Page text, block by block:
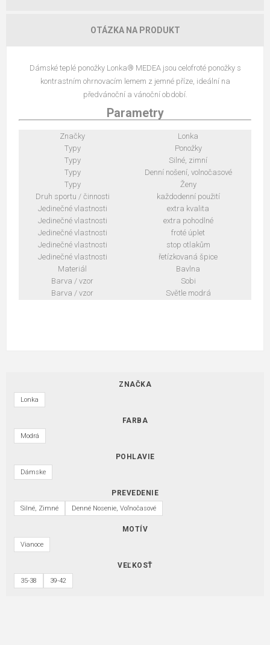
OTÁZKA NA PRODUKT
Dámské teplé ponožky Lonka® MEDEA jsou celofroté ponožky s
kontrastním ohrnovacím lemem z jemné příze, ideální na
předvánoční a vánoční období.
Parametry
Značky
Lonka
Typy
Ponožky
Typy
Silné, zimní
Typy
Denní nošení, volnočasové
Typy
Ženy
Druh sportu / činnosti
každodenní použití
Jedinečné vlastnosti
extra kvalita
Jedinečné vlastnosti
extra pohodlné
Jedinečné vlastnosti
froté úplet
Jedinečné vlastnosti
stop otlakům
Jedinečné vlastnosti
řetízkovaná špice
Materiál
Bavlna
Barva / vzor
Sobi
Barva / vzor
Světle modrá
ZNAČKA
Lonka
FARBA
Modrá
POHLAVIE
Dámske
PREVEDENIE
Silné, Zimné Denné Nosenie, Voľnočasové
MOTÍV
Vianoce
VEĽKOSŤ
35-38 39-42